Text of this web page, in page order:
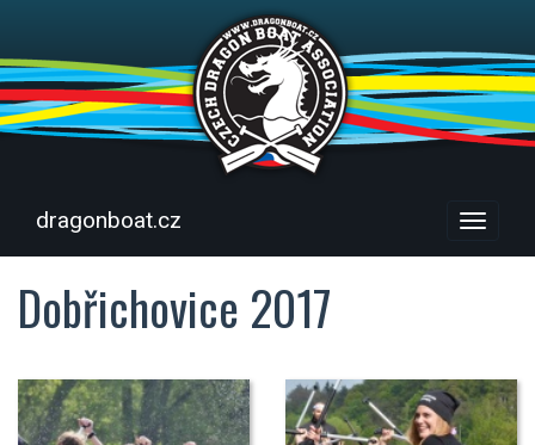
Menu
dragonboat.cz
Dobřichovice 2017